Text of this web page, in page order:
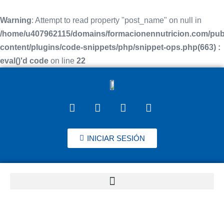
Warning: Attempt to read property "post_name" on null in
/home/u407962115/domains/formacionennutricion.com/
content/plugins/code-snippets/php/snippet-ops.php(663) :
eval()'d code on line 22
INICIAR SESIÓN